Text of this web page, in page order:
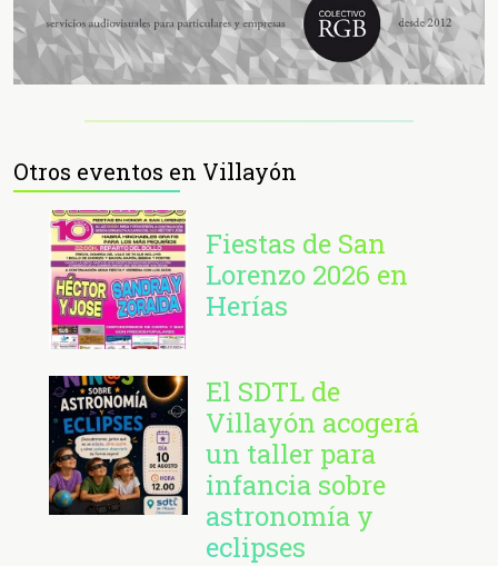
Otros eventos en Villayón
Fiestas de San
Lorenzo 2026 en
Herías
El SDTL de
Villayón acogerá
un taller para
infancia sobre
astronomía y
eclipses